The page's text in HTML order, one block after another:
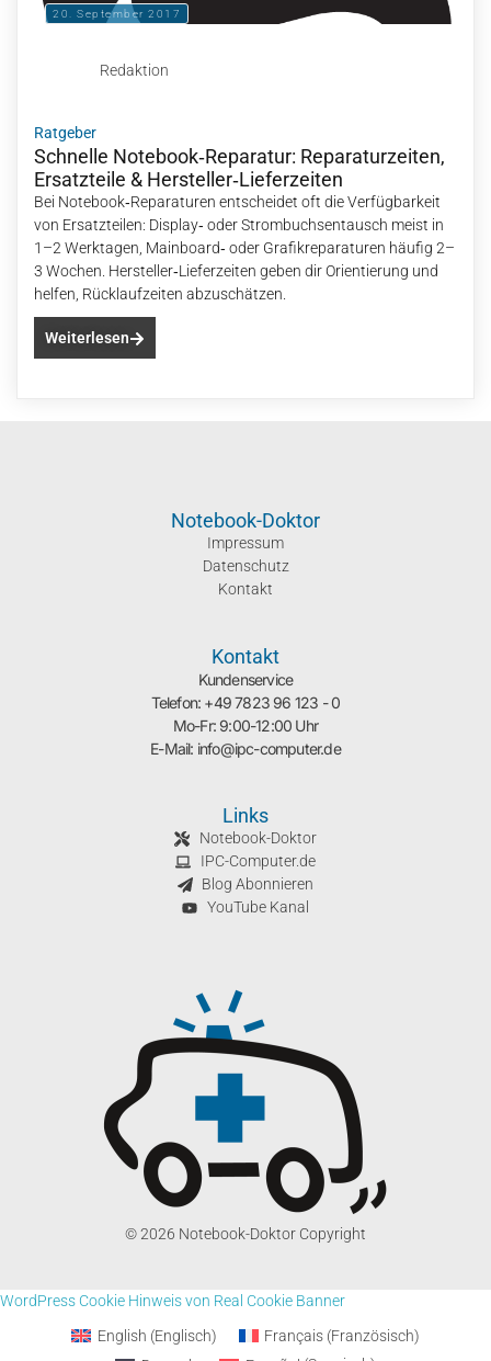
20. September 2017
Redaktion
Ratgeber
Schnelle Notebook‑Reparatur: Reparaturzeiten,
Ersatzteile & Hersteller‑Lieferzeiten
Bei Notebook‑Reparaturen entscheidet oft die Verfügbarkeit
von Ersatzteilen: Display‑ oder Strombuchsentausch meist in
1–2 Werktagen, Mainboard‑ oder Grafikreparaturen häufig 2–
3 Wochen. Hersteller‑Lieferzeiten geben dir Orientierung und
helfen, Rücklaufzeiten abzuschätzen.
Weiterlesen
Notebook-Doktor
Impressum
Datenschutz
Kontakt
Kontakt
Kundenservice
Telefon: +49 7823 96 123 - 0
Mo-Fr: 9:00-12:00 Uhr
E-Mail: info@ipc-computer.de
Links
Notebook-Doktor
IPC-Computer.de
Blog Abonnieren
YouTube Kanal
© 2026 Notebook-Doktor Copyright
WordPress Cookie Hinweis von Real Cookie Banner
English (Englisch) Français (Französisch)